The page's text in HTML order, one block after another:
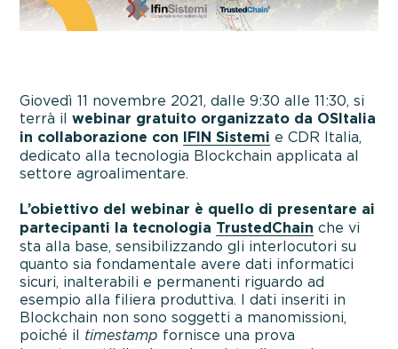
Giovedì 11 novembre 2021, dalle 9:30 alle 11:30, si
terrà ilwebinar gratuito organizzato da OSItalia
in collaborazione con IFIN Sistemi e CDR Italia,
dedicato alla tecnologia Blockchain applicata al
settore agroalimentare.
L’obiettivo del webinar è quello di presentare ai
partecipanti la tecnologia TrustedChain che vi
sta alla base, sensibilizzando gli interlocutori su
quanto sia fondamentale avere dati informatici
sicuri, inalterabili e permanenti riguardo ad
esempio alla filiera produttiva. I dati inseriti in
Blockchain non sono soggetti a manomissioni,
poiché il timestamp fornisce una prova